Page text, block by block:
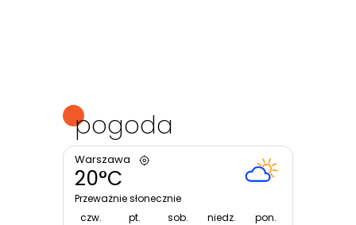
pogoda
Warszawa
20°C
Przeważnie słonecznie
czw.
pt. sob. niedz. pon.